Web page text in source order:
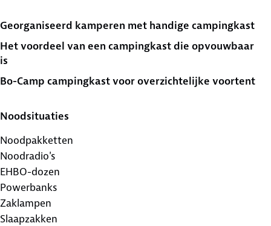
Georganiseerd kamperen met handige campingkast
Het voordeel van een campingkast die opvouwbaar
is
Bo-Camp campingkast voor overzichtelijke voortent
Noodsituaties
Noodpakketten
Noodradio's
EHBO-dozen
Powerbanks
Zaklampen
Slaapzakken